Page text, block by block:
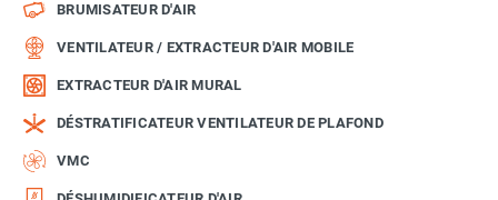
BRUMISATEUR D'AIR
VENTILATEUR / EXTRACTEUR D'AIR MOBILE
EXTRACTEUR D'AIR MURAL
DÉSTRATIFICATEUR VENTILATEUR DE PLAFOND
VMC